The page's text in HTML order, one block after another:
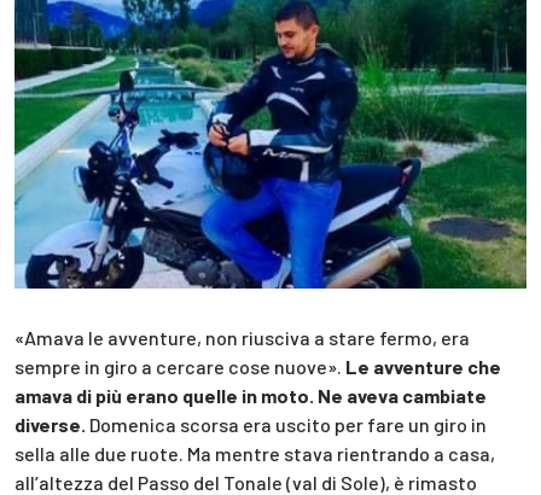
«Amava le avventure, non riusciva a stare fermo, era
sempre in giro a cercare cose nuove». Le avventure che
amava di più erano quelle in moto. Ne aveva cambiate
diverse. Domenica scorsa era uscito per fare un giro in
sella alle due ruote. Ma mentre stava rientrando a casa,
all’altezza del Passo del Tonale (val di Sole), è rimasto